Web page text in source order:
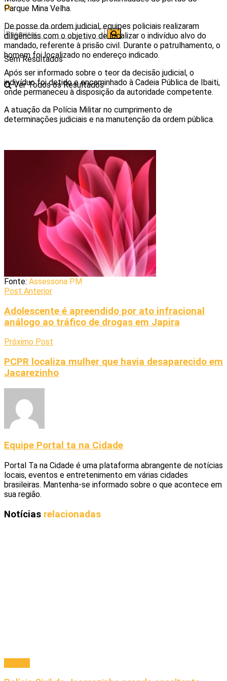
Sem Resultados
Ver Todos os Resultados
Parque Mina Velha.
De posse da ordem judicial, equipes policiais realizaram
diligências com o objetivo de localizar o indivíduo alvo do
mandado, referente à prisão civil. Durante o patrulhamento, o
homem foi localizado no endereço indicado.
Após ser informado sobre o teor da decisão judicial, o
indivíduo foi detido e encaminhado à Cadeia Pública de Ibaiti,
onde permaneceu à disposição da autoridade competente.
A atuação da Polícia Militar no cumprimento de
determinações judiciais e na manutenção da ordem pública.
Fonte: Assessoria PM
Post Anterior
Adolescente é apreendido por ato infracional
análogo ao tráfico de drogas em Japira
Próximo Post
PCPR localiza mulher que havia desaparecido em
Jacarezinho
Equipe Portal ta na Cidade
Portal Ta na Cidade é uma plataforma abrangente de notícias
locais, eventos e entretenimento em várias cidades
brasileiras. Mantenha-se informado sobre o que acontece em
sua região.
Notícias relacionadas